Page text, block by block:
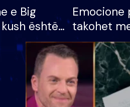
e Big
është
lë shtëpinë
për
e madh
Emocione
takohet
vajzën
S’kemi
apo jo?